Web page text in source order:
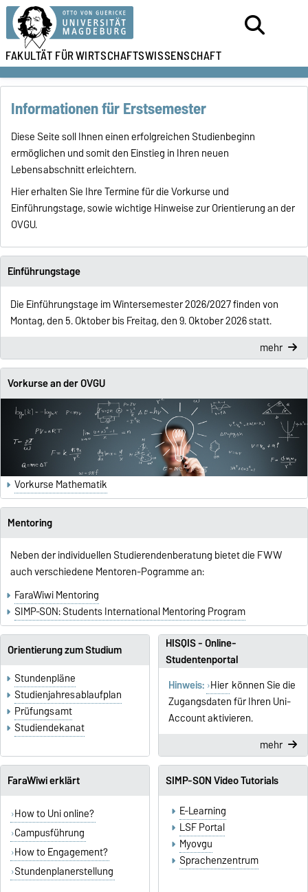
FAKULTÄT FÜRWIRTSCHAFTSWISSENSCHAFT
Informationen für Erstsemester
Diese Seite soll Ihnen einen erfolgreichen Studienbeginn
ermöglichen und somit den Einstieg in Ihren neuen
Lebensabschnitt erleichtern.
Hier erhalten Sie Ihre Termine für die Vorkurse und
Einführungstage, sowie wichtige Hinweise zur Orientierung an der
OVGU.
Einführungstage
Die Einführungstage im Wintersemester 2026/2027 finden von
Montag, den 5. Oktober bis Freitag, den 9. Oktober 2026 statt.
mehr
Vorkurse an der OVGU
Vorkurse Mathematik
Mentoring
Neben der individuellen Studierendenberatung bietet die FWW
auch verschiedene Mentoren-Pogramme an:
FaraWiwi Mentoring
SIMP-SON: Students International Mentoring Program
Orientierung zum Studium
Stundenpläne
Studienjahresablaufplan
Prüfungsamt
Studiendekanat
HISQIS - Online-
Studentenportal
Hinweis: Hier können Sie die
Zugangsdaten für Ihren Uni-
Account aktivieren.
mehr
FaraWiwi erklärt
How to Uni online?
Campusführung
How to Engagement?
Stundenplanerstellung
SIMP-SON Video Tutorials
E-Learning
LSF Portal
Myovgu
Sprachenzentrum